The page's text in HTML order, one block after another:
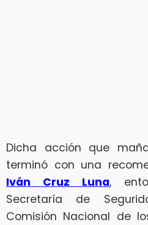
Dicha acción que
terminó con una
Iván Cruz Luna,
Secretaría de
Comisión Nacional de